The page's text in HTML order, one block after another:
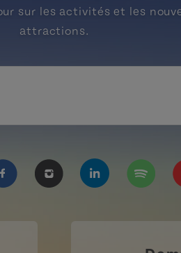
sur les activités et les
attractions.